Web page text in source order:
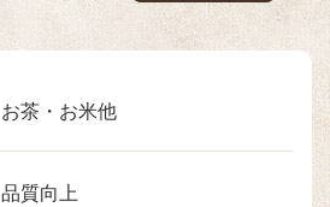
お茶・お米他
品質向上